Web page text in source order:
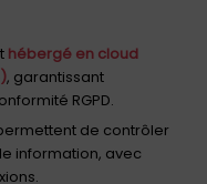
hébergé en cloud
, garantissant
RGPD.
de contrôler
information, avec